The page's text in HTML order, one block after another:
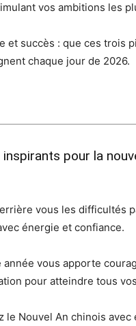
vos ambitions les
et succès : que ces trois
chaque jour de 2026.
pour la
vous les difficultés
énergie et confiance.
année vous apporte
pour atteindre tous
le Nouvel An chinois avec